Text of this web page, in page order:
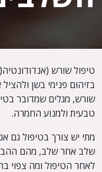
טיפול שורש (אנדודונטיה(
בזיהום פנימי בשן
שורש, מגלים שמדובר
טבעית ולמנוע החמרה.
מתי יש צורך בטיפול גם
שלב אחר שלב, מהם